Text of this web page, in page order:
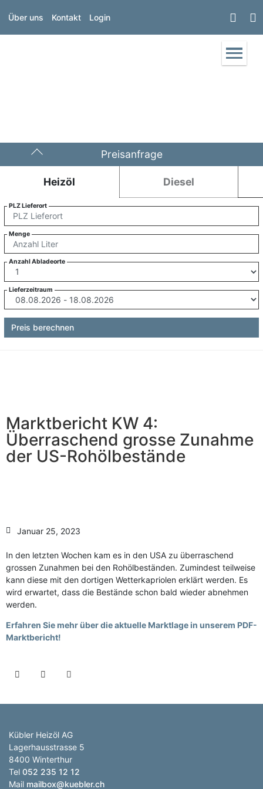
Über uns Kontakt Login
Preisanfrage
Heizöl Diesel
PLZ Lieferort
Menge
Anzahl Abladeorte
Lieferzeitraum
Preis berechnen
Marktbericht KW 4:
Überraschend grosse Zunahme
der US-Rohölbestände
Januar 25, 2023
In den letzten Wochen kam es in den USA zu überraschend
grossen Zunahmen bei den Rohölbeständen. Zumindest teilweise
kann diese mit den dortigen Wetterkapriolen erklärt werden. Es
wird erwartet, dass die Bestände schon bald wieder abnehmen
werden.
Erfahren Sie mehr über die aktuelle Marktlage in unserem PDF-
Marktbericht!
Kübler Heizöl AG
Lagerhausstrasse 5
8400 Winterthur
Tel 052 235 12 12
Mail mailbox@kuebler.ch